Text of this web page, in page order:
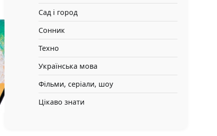
Сад і город
Сонник
Техно
Українська мова
Фільми, серіали, шоу
Цікаво знати